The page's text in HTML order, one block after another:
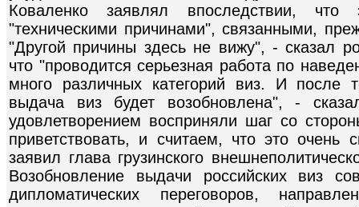
Коваленко заявлял впоследствии,
"техническими причинами", связанными,
"Другой причины здесь не вижу", - сказал
что "проводится серьезная работа по
много различных категорий виз. И после
выдача виз будет возобновлена", -
удовлетворением восприняли шаг со
приветствовать, и считаем, что это
заявил глава грузинского
Возобновление выдачи российских виз
дипломатических переговоров,